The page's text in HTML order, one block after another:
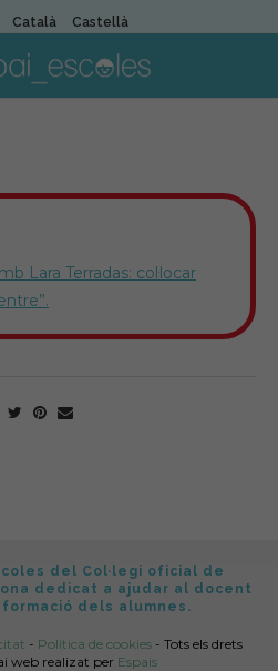
Català Castellà
Lara Terradas: col·locar
del Col·legi oficial de
dedicat a ajudar al docent
dels alumnes.
- Política de cookies- Tots els drets
web realizat per Espais